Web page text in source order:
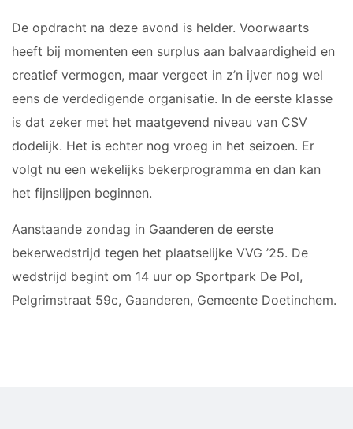
JO8-5JM
JO9-1
JO9-2JM
JO9-3
JO9-4JM
JO9-5
JO10-1
JO10-2 JM
JO10-6 JM
JO10-7
JO10-8JM
De opdracht na deze avond is helder. Voorwaarts
heeft bij momenten een surplus aan balvaardigheid en
creatief vermogen, maar vergeet in z’n ijver nog wel
eens de verdedigende organisatie. In de eerste klasse
is dat zeker met het maatgevend niveau van CSV
dodelijk. Het is echter nog vroeg in het seizoen. Er
volgt nu een wekelijks bekerprogramma en dan kan
het fijnslijpen beginnen.
Aanstaande zondag in Gaanderen de eerste
bekerwedstrijd tegen het plaatselijke VVG ’25. De
wedstrijd begint om 14 uur op Sportpark De Pol,
Pelgrimstraat 59c, Gaanderen, Gemeente Doetinchem.